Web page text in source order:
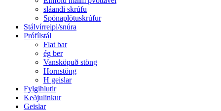
sláandi skrúfu
Spónaplötuskrúfur
Stálvírreipi/snúra
Prófílstál
Flat bar
ég ber
Vansköpuð stöng
Hornstöng
H geislar
Fylgihlutir
Keðjulinkur
Geislar